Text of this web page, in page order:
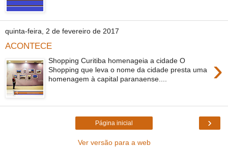
quinta-feira, 2 de fevereiro de 2017
ACONTECE
›
Shopping Curitiba homenageia a cidade O
Shopping que leva o nome da cidade presta uma
homenagem à capital paranaense....
›
Página inicial
Ver versão para a web